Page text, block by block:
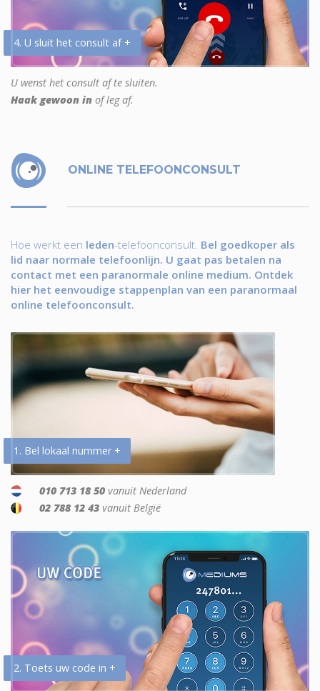
4. U sluit het consult af +
U wenst het consult af te sluiten.
Haak gewoon in of leg af.
ONLINE TELEFOONCONSULT
Hoe werkt een leden-telefoonconsult. Bel goedkoper als
lid naar normale telefoonlijn. U gaat pas betalen na
contact met een paranormale online medium. Ontdek
hier het eenvoudige stappenplan van een paranormaal
online telefoonconsult.
1. Bel lokaal nummer +
010 713 18 50 vanuit Nederland
02 788 12 43 vanuit België
2. Toets uw code in +